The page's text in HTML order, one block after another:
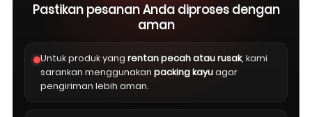
Pastikan pesanan Anda diproses dengan
aman
Untuk produk yang rentan pecah atau rusak, kami
sarankan menggunakan packing kayuagar
pengiriman lebih aman.